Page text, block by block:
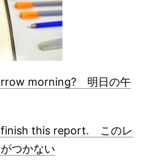
morning? 明日の午
this report. このレ
つかない